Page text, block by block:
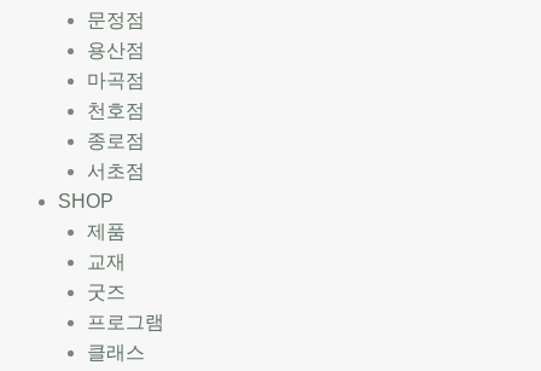
문정점
용산점
마곡점
천호점
종로점
서초점
SHOP
제품
교재
굿즈
프로그램
클래스